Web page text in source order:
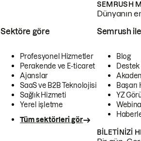
SEMRUSH
Dünyanın
Sektöre göre
Profesyonel Hizmetler
Perakende ve E-ticaret
Ajanslar
SaaS ve B2B Teknolojisi
Sağlık Hizmeti
Yerel işletme
Tüm sektörleri gör
Semrush
Blog
Destek
YZ
BILETINIZI